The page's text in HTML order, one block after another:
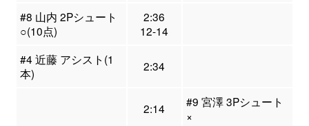
#8 山内 2Pシュート
○(10点)
2:36
12-14
#4 近藤 アシスト(1
本)
2:34
2:14
#9 宮澤 3Pシュート
×